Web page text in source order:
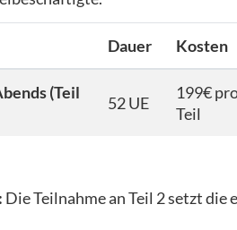
Dauer Kosten
(Teil
52 UE
199€
Teil
Die Teilnahme an Teil 2 setzt